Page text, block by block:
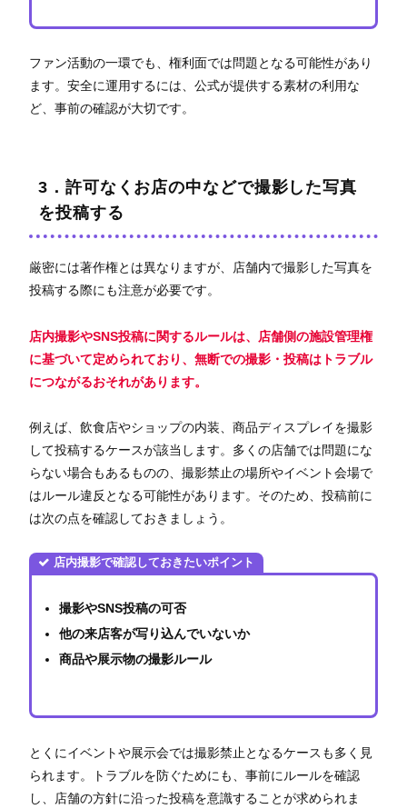
ファン活動の一環でも、権利面では問題となる可能性があり
ます。安全に運用するには、公式が提供する素材の利用な
ど、事前の確認が大切です。
3．許可なくお店の中などで撮影した写真
を投稿する
厳密には著作権とは異なりますが、店舗内で撮影した写真を
投稿する際にも注意が必要です。
店内撮影やSNS投稿に関するルールは、店舗側の施設管理権
に基づいて定められており、無断での撮影・投稿はトラブル
につながるおそれがあります。
例えば、飲食店やショップの内装、商品ディスプレイを撮影
して投稿するケースが該当します。多くの店舗では問題にな
らない場合もあるものの、撮影禁止の場所やイベント会場で
はルール違反となる可能性があります。そのため、投稿前に
は次の点を確認しておきましょう。
店内撮影で確認しておきたいポイント
撮影やSNS投稿の可否
他の来店客が写り込んでいないか
商品や展示物の撮影ルール
とくにイベントや展示会では撮影禁止となるケースも多く見
られます。トラブルを防ぐためにも、事前にルールを確認
し、店舗の方針に沿った投稿を意識することが求められま